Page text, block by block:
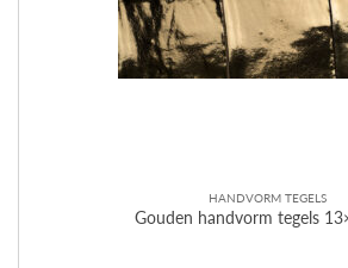
HANDVORM TEGELS
Gouden handvorm tegels